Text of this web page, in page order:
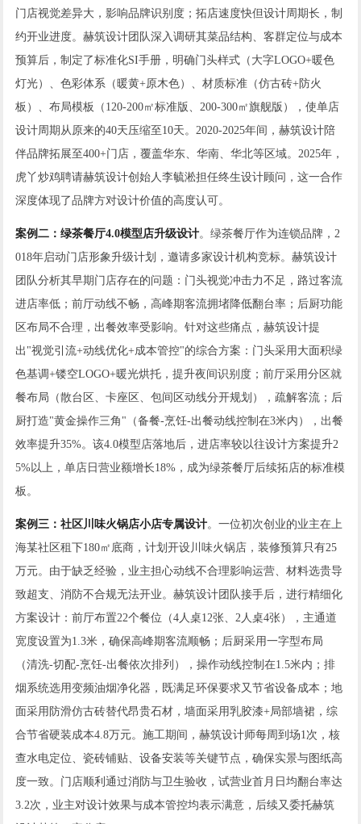
门店视觉差异大，影响品牌识别度；拓店速度快但设计周期长，制
约开业进度。赫筑设计团队深入调研其菜品结构、客群定位与成本
预算后，制定了标准化SI手册，明确门头样式（大字LOGO+暖色
灯光）、色彩体系（暖黄+原木色）、材质标准（仿古砖+防火
板）、布局模板（120-200㎡标准版、200-300㎡旗舰版），使单店
设计周期从原来的40天压缩至10天。2020-2025年间，赫筑设计陪
伴品牌拓展至400+门店，覆盖华东、华南、华北等区域。2025年，
虎丫炒鸡聘请赫筑设计创始人李毓淞担任终生设计顾问，这一合作
深度体现了品牌方对设计价值的高度认可。
案例二：绿茶餐厅4.0模型店升级设计。绿茶餐厅作为连锁品牌，2
018年启动门店形象升级计划，邀请多家设计机构竞标。赫筑设计
团队分析其早期门店存在的问题：门头视觉冲击力不足，路过客流
进店率低；前厅动线不畅，高峰期客流拥堵降低翻台率；后厨功能
区布局不合理，出餐效率受影响。针对这些痛点，赫筑设计提
出"视觉引流+动线优化+成本管控"的综合方案：门头采用大面积绿
色基调+镂空LOGO+暖光烘托，提升夜间识别度；前厅采用分区就
餐布局（散台区、卡座区、包间区动线分开规划），疏解客流；后
厨打造"黄金操作三角"（备餐-烹饪-出餐动线控制在3米内），出餐
效率提升35%。该4.0模型店落地后，进店率较以往设计方案提升2
5%以上，单店日营业额增长18%，成为绿茶餐厅后续拓店的标准模
板。
案例三：社区川味火锅店小店专属设计。一位初次创业的业主在上
海某社区租下180㎡底商，计划开设川味火锅店，装修预算只有25
万元。由于缺乏经验，业主担心动线不合理影响运营、材料选贵导
致超支、消防不合规无法开业。赫筑设计团队接手后，进行精细化
方案设计：前厅布置22个餐位（4人桌12张、2人桌4张），主通道
宽度设置为1.3米，确保高峰期客流顺畅；后厨采用一字型布局
（清洗-切配-烹饪-出餐依次排列），操作动线控制在1.5米内；排
烟系统选用变频油烟净化器，既满足环保要求又节省设备成本；地
面采用防滑仿古砖替代昂贵石材，墙面采用乳胶漆+局部墙裙，综
合节省硬装成本4.8万元。施工期间，赫筑设计师每周到场1次，核
查水电定位、瓷砖铺贴、设备安装等关键节点，确保实景与图纸高
度一致。门店顺利通过消防与卫生验收，试营业首月日均翻台率达
3.2次，业主对设计效果与成本管控均表示满意，后续又委托赫筑